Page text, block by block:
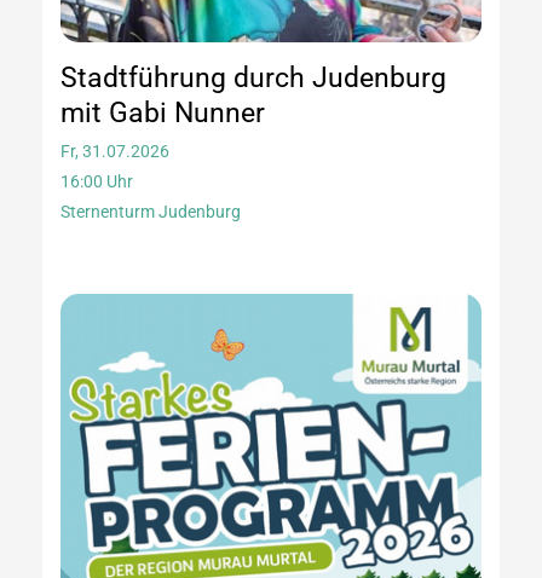
Stadtführung durch Judenburg
mit Gabi Nunner
Fr, 31.07.2026
16:00 Uhr
Sternenturm Judenburg